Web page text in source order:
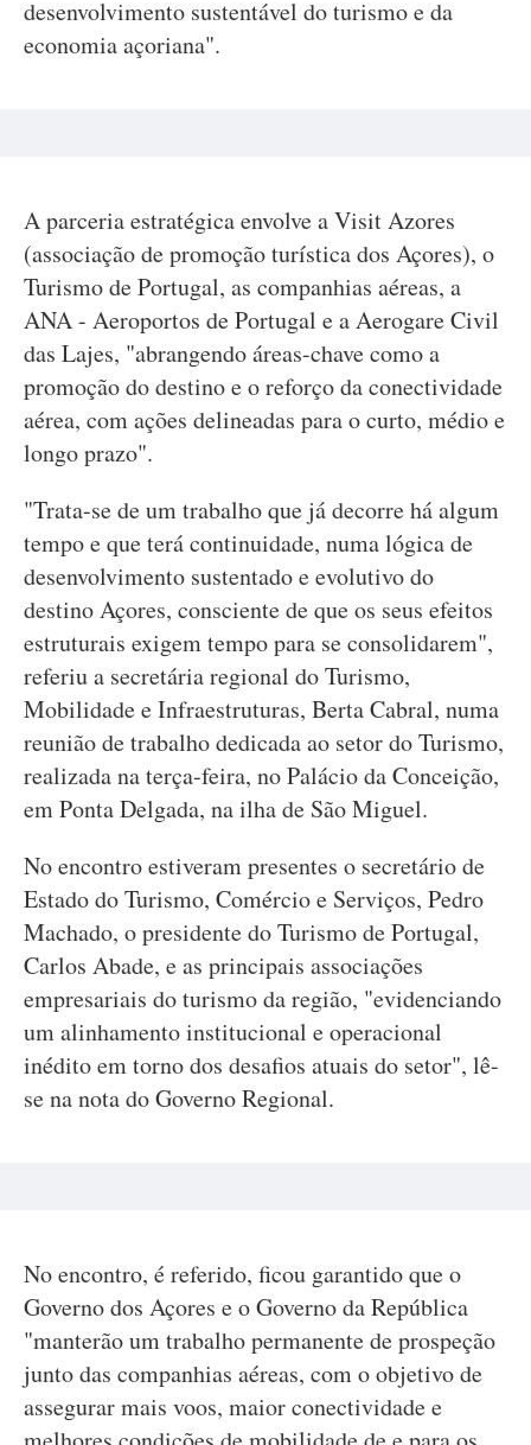
desenvolvimento sustentável do turismo e da
economia açoriana".
A parceria estratégica envolve a Visit Azores
(associação de promoção turística dos Açores), o
Turismo de Portugal, as companhias aéreas, a
ANA - Aeroportos de Portugal e a Aerogare Civil
das Lajes, "abrangendo áreas-chave como a
promoção do destino e o reforço da conectividade
aérea, com ações delineadas para o curto, médio e
longo prazo".
"Trata-se de um trabalho que já decorre há algum
tempo e que terá continuidade, numa lógica de
desenvolvimento sustentado e evolutivo do
destino Açores, consciente de que os seus efeitos
estruturais exigem tempo para se consolidarem",
referiu a secretária regional do Turismo,
Mobilidade e Infraestruturas, Berta Cabral, numa
reunião de trabalho dedicada ao setor do Turismo,
realizada na terça-feira, no Palácio da Conceição,
em Ponta Delgada, na ilha de São Miguel.
No encontro estiveram presentes o secretário de
Estado do Turismo, Comércio e Serviços, Pedro
Machado, o presidente do Turismo de Portugal,
Carlos Abade, e as principais associações
empresariais do turismo da região, "evidenciando
um alinhamento institucional e operacional
inédito em torno dos desafios atuais do setor", lê-
se na nota do Governo Regional.
No encontro, é referido, ficou garantido que o
Governo dos Açores e o Governo da República
"manterão um trabalho permanente de prospeção
junto das companhias aéreas, com o objetivo de
assegurar mais voos, maior conectividade e